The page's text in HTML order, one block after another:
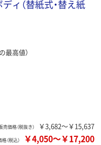
ィ（替紙式・替え紙
最高値）
売価格（税抜き） ￥3,682～￥15,637
（税込） ￥4,050～￥17,200